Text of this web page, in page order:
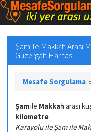
Şam ile Makkah Arası
Güzergah Haritası
Mesafe Sorgulama »
Şamile Makkah arası
kilometre
Karayolu ile Şam ile